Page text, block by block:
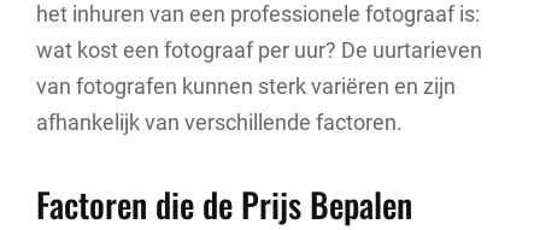
het inhuren van een professionele fotograaf is:
wat kost een fotograaf per uur? De uurtarieven
van fotografen kunnen sterk variëren en zijn
afhankelijk van verschillende factoren.
Factoren die de Prijs Bepalen